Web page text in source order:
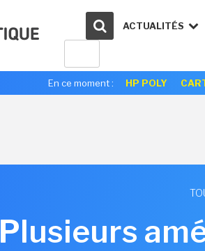
ACTUALITÉS
En ce moment : HP POLY
Plusieurs